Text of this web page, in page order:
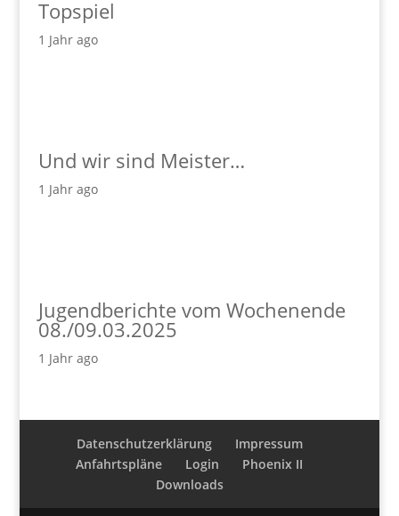
Topspiel
1 Jahr ago
Und wir sind Meister…
1 Jahr ago
Jugendberichte vom Wochenende
08./09.03.2025
1 Jahr ago
Datenschutzerklärung
Impressum
Anfahrtspläne
Login
Phoenix II
Downloads